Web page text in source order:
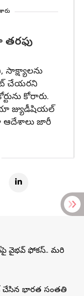
సాక్ష్యాలను
చేయరని
కోరారు.
జ్యుడీషియల్
ఆదేశాలు జారీ
వైభవ్ ఫోకస్.. మరి
చేసిన భారత సంతతి